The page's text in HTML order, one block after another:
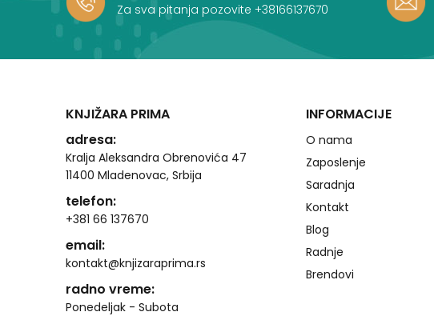
Za sva pitanja pozovite +38166137670
KNJIŽARA PRIMA
adresa:
Kralja Aleksandra Obrenovića 47
11400 Mladenovac, Srbija
telefon:
+381 66 137670
email:
kontakt@knjizaraprima.rs
radno vreme:
Ponedeljak - Subota
INFORMACIJE
O nama
Zaposlenje
Saradnja
Kontakt
Blog
Radnje
Brendovi